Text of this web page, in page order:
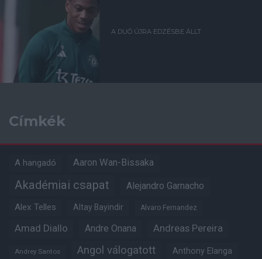
A DUÓ ÚJRA EDZÉSBE ÁLLT
Címkék
A hangadó Aaron Wan-Bissaka
Akadémiai csapat Alejandro Garnacho
Alex Telles Altay Bayindir Alvaro Fernandez
Amad Diallo Andre Onana Andreas Pereira
Andrey Santos Angol válogatott Anthony Elanga